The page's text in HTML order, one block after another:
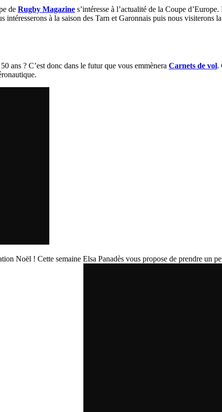
de Rugby Magazine s’intéresse à l’actualité de la Coupe
à la saison des Tarn et Garonnais puis nous visiterons la
ans ? C’est donc dans le futur que vous emmènera Carnets de vol.
Noël ! Cette semaine Elsa Panadès vous propose de prendre un